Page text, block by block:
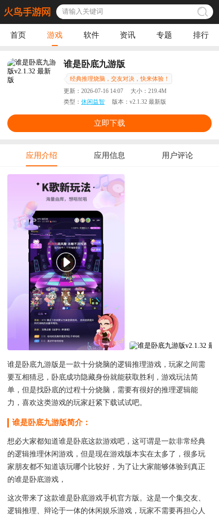
首页 游戏 软件 资讯 专题 排行
谁是卧底九游版
经典推理烧脑，交友对决，快来体验！
更新： 2026-07-16 14:07 大小： 219.4M
类型： 休闲益智 版本： v2.1.32 最新版
立即下载
应用介绍 应用信息 用户评论
谁是卧底九游版是一款十分烧脑的逻辑推理游戏，玩家之间需
要互相猜忌，卧底成功隐藏身份就能获取胜利，游戏玩法简
单，但是找卧底的过程十分烧脑，需要有很好的推理逻辑能
力，喜欢这类游戏的玩家赶紧下载试试吧。
谁是卧底九游版简介：
想必大家都知道谁是卧底这款游戏吧，这可谓是一款非常经典
的逻辑推理休闲游戏，但是现在游戏版本实在太多了，很多玩
家朋友都不知道该玩哪个比较好，为了让大家能够体验到真正
的谁是卧底游戏，
这次带来了这款谁是卧底游戏手机官方版。这是一个集交友、
逻辑推理、辩论于一体的休闲娱乐游戏，玩家不需要再担心人